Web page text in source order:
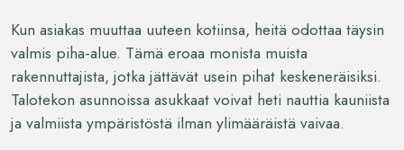
Kun asiakas muuttaa uuteen kotiinsa, heitä odottaa täysin
valmis piha-alue. Tämä eroaa monista muista
rakennuttajista, jotka jättävät usein pihat keskeneräisiksi.
Talotekon asunnoissa asukkaat voivat heti nauttia kauniista
ja valmiista ympäristöstä ilman ylimääräistä vaivaa.